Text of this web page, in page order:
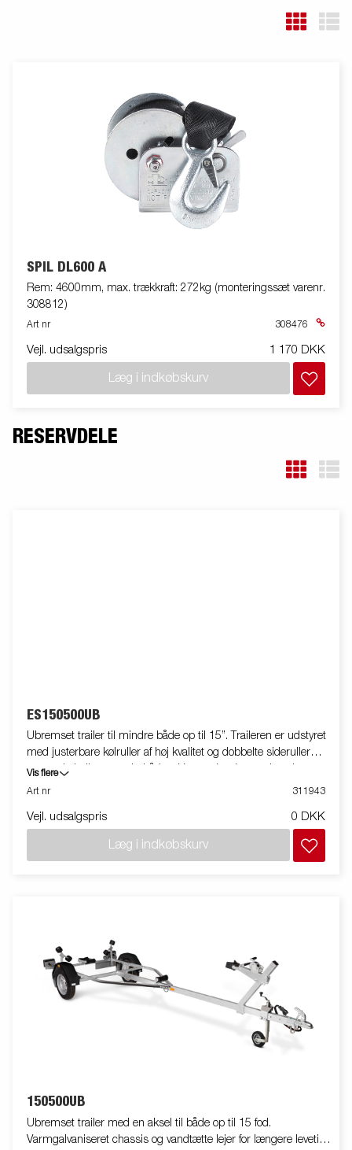
SPIL DL600 A
Rem: 4600mm, max. trækkraft: 272kg (monteringssæt varenr.
308812)
Art nr 308476
Vejl. udsalgspris 1 170 DKK
Læg i indkøbskurv
RESERVDELE
ES150500UB
Ubremset trailer til mindre både op til 15”. Traileren er udstyret
med justerbare kølruller af høj kvalitet og dobbelte sideruller
som enkelt tilpasser sig båden. Varmgalvaniseret chassis og
vandtætte lejer for længere levetid og maksimal beskyttelse mod
spiltårn for god støtte af din båd. Traileren er udstyret med en
båden. Traileren på billedet kan være vist med ekstraudstyr.
Vis flere
Art nr
311943
Vejl. udsalgspris 0 DKK
Læg i indkøbskurv
150500UB
Ubremset trailer med en aksel til både op til 15 fod.
Varmgalvaniseret chassis og vandtætte lejer for længere levetid